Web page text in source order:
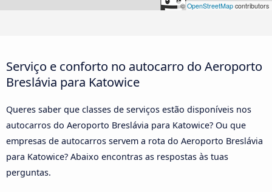
© OpenStreetMap contributors
Serviço e conforto no autocarro do Aeroporto
Breslávia para Katowice
Queres saber que classes de serviços estão disponíveis nos
autocarros do Aeroporto Breslávia para Katowice? Ou que
empresas de autocarros servem a rota do Aeroporto Breslávia
para Katowice? Abaixo encontras as respostas às tuas
perguntas.